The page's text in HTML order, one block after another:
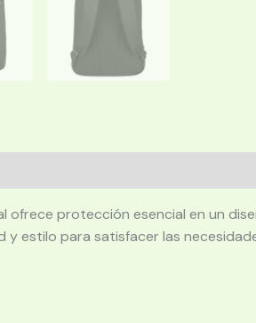
ofrece protección esencial en un
y estilo para satisfacer las